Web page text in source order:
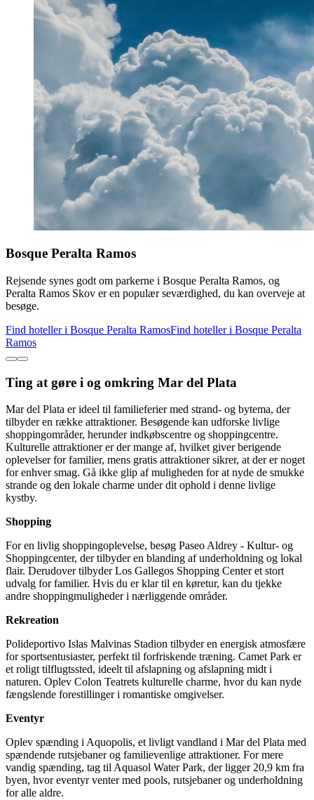
Bosque Peralta Ramos
Rejsende synes godt om parkerne i Bosque Peralta Ramos, og
Peralta Ramos Skov er en populær seværdighed, du kan overveje at
besøge.
Find hoteller i Bosque Peralta RamosFind hoteller i Bosque Peralta
Ramos
Ting at gøre i og omkring Mar del Plata
Mar del Plata er ideel til familieferier med strand- og bytema, der
tilbyder en række attraktioner. Besøgende kan udforske livlige
shoppingområder, herunder indkøbscentre og shoppingcentre.
Kulturelle attraktioner er der mange af, hvilket giver berigende
oplevelser for familier, mens gratis attraktioner sikrer, at der er noget
for enhver smag. Gå ikke glip af muligheden for at nyde de smukke
strande og den lokale charme under dit ophold i denne livlige
kystby.
Shopping
For en livlig shoppingoplevelse, besøg Paseo Aldrey - Kultur- og
Shoppingcenter, der tilbyder en blanding af underholdning og lokal
flair. Derudover tilbyder Los Gallegos Shopping Center et stort
udvalg for familier. Hvis du er klar til en køretur, kan du tjekke
andre shoppingmuligheder i nærliggende områder.
Rekreation
Polideportivo Islas Malvinas Stadion tilbyder en energisk atmosfære
for sportsentusiaster, perfekt til forfriskende træning. Camet Park er
et roligt tilflugtssted, ideelt til afslapning og afslapning midt i
naturen. Oplev Colon Teatrets kulturelle charme, hvor du kan nyde
fængslende forestillinger i romantiske omgivelser.
Eventyr
Oplev spænding i Aquopolis, et livligt vandland i Mar del Plata med
spændende rutsjebaner og familievenlige attraktioner. For mere
vandig spænding, tag til Aquasol Water Park, der ligger 20,9 km fra
byen, hvor eventyr venter med pools, rutsjebaner og underholdning
for alle aldre.